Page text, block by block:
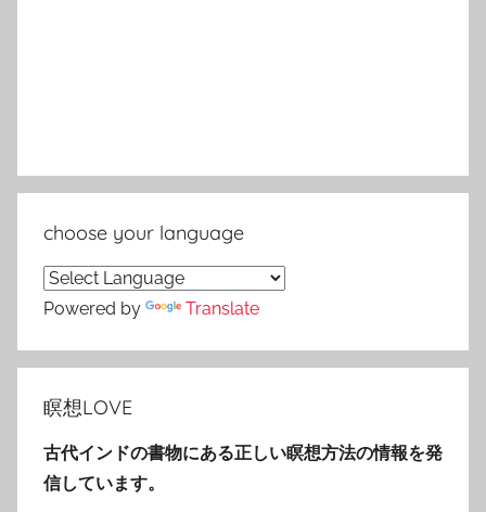
choose your language
Powered by Translate
瞑想LOVE
古代インドの書物にある正しい瞑想方法の情報を発
信しています。